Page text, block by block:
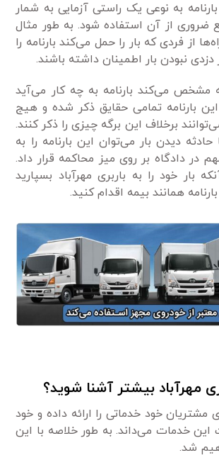
به نوعی یک راستی آزمایی به شمار
ضروری از آن استفاده شود. به طور مثال
از فردی که بار را حمل می‌کند بارنامه را
نبودن بار اطمینان داشته باشند.
مشخص می‌کند بارنامه به چه کار می‌آید
بارنامه تمامی حقایق ذکر شده و هیج
برخلاف این برگه چیزی را ذکر کنند.
دیدن بار می‌توان این بارنامه را به
در دادگاه بر روی میز محاکمه قرار داد.
بار خود را به باربری مهرآباد بسپارید
همانند بیمه اقدام کنید.
مهرآباد بیشتر آشنا شوید؟
مشتریان خود خدماتی را ارائه داده و خود
این خدمات می‌داند. به طور خلاصه با این
شد.